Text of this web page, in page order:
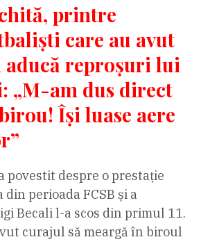
printre
care au avut
reproșuri lui
„M-am dus direct
Își luase aere
povestit despre o prestație
din perioada FCSB și a
Becali l-a scos din primul 11.
curajul să meargă în biroul